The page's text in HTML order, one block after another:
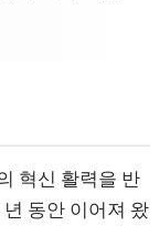
혁신 활력을 반
동안 이어져 왔